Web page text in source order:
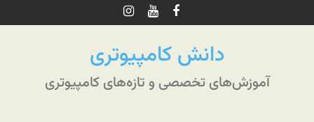
به
دانش کامپیوتری
آموزش‌های تخصصی و تازه‌های کامپیوتری